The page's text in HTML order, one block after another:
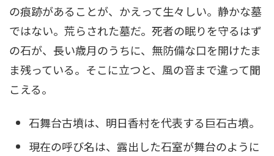
の痕跡があることが、かえって生々しい。静かな墓
ではない。荒らされた墓だ。死者の眠りを守るはず
の石が、長い歳月のうちに、無防備な口を開けたま
ま残っている。そこに立つと、風の音まで違って聞
こえる。
石舞台古墳は、明日香村を代表する巨石古墳。
現在の呼び名は、露出した石室が舞台のように